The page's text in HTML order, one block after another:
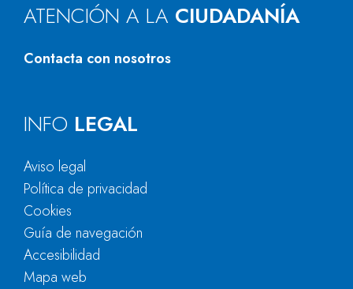
ATENCIÓN A LA CIUDADANÍA
Contacta con nosotros
INFO LEGAL
Aviso legal
Política de privacidad
Cookies
Guía de navegación
Accesibilidad
Mapa web